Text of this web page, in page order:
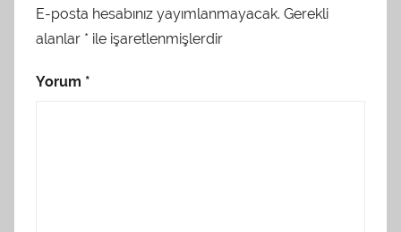
E-posta hesabınız yayımlanmayacak. Gerekli
alanlar * ile işaretlenmişlerdir
Yorum *